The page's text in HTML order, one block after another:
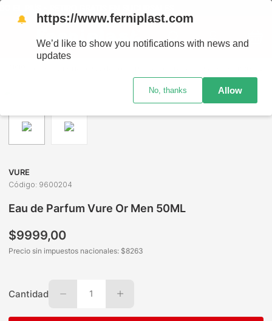
VURE
Código: 9600204
Eau de Parfum Vure Or Men 50ML
$9999,00
Precio sin impuestos nacionales: $8263
Cantidad 1
🔔 https://www.ferniplast.com
We’d like to show you notifications with news and
updates
No, thanks Allow